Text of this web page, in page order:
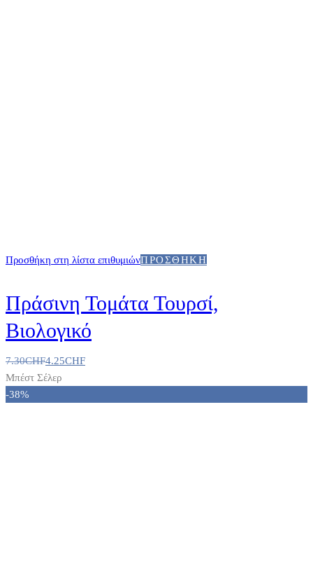
Προσθήκη στη λίστα επιθυμιώνΠΡΟΣΘΉΚΗ
Πράσινη Τομάτα Τουρσί,
Βιολογικό
7.30CHF4.25CHF
Μπέστ Σέλερ
-38%